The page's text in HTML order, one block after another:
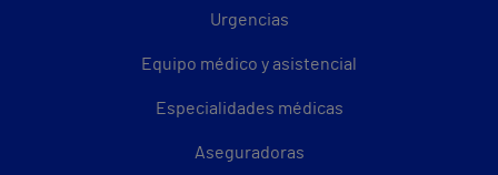
Urgencias
Equipo médico y asistencial
Especialidades médicas
Aseguradoras